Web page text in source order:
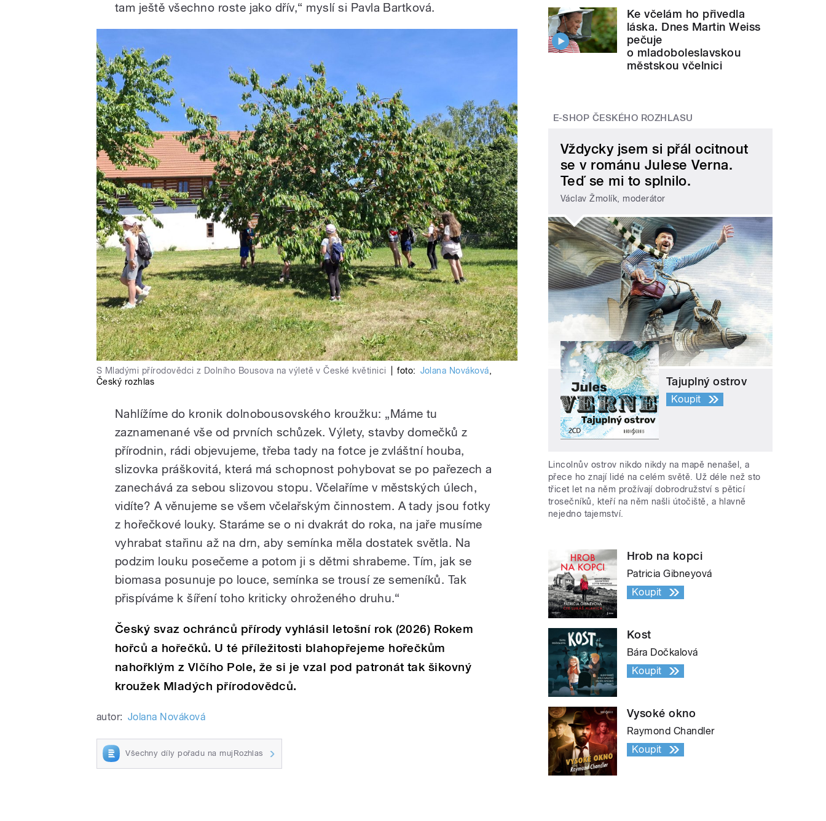
tam ještě všechno roste jako dřív,“ myslí si Pavla Bartková.
S Mladými přírodovědci z Dolního Bousova na výletě v České květinici foto: Jolana Nováková,
Český rozhlas
Nahlížíme do kronik dolnobousovského kroužku: „Máme tu
zaznamenané vše od prvních schůzek. Výlety, stavby domečků z
přírodnin, rádi objevujeme, třeba tady na fotce je zvláštní houba,
slizovka práškovitá, která má schopnost pohybovat se po pařezech a
zanechává za sebou slizovou stopu. Včelaříme v městských úlech,
vidíte? A věnujeme se všem včelařským činnostem. A tady jsou fotky
z hořečkové louky. Staráme se o ni dvakrát do roka, na jaře musíme
vyhrabat stařinu až na drn, aby semínka měla dostatek světla. Na
podzim louku posečeme a potom ji s dětmi shrabeme. Tím, jak se
biomasa posunuje po louce, semínka se trousí ze semeníků. Tak
přispíváme k šíření toho kriticky ohroženého druhu.“
Český svaz ochránců přírody vyhlásil letošní rok (2026) Rokem
hořců a hořečků. U té příležitosti blahopřejeme hořečkům
nahořklým z Vlčího Pole, že si je vzal pod patronát tak šikovný
kroužek Mladých přírodovědců.
autor: Jolana Nováková
Všechny díly pořadu na mujRozhlas
Ke včelám ho přivedla
láska. Dnes Martin Weiss
pečuje
o mladoboleslavskou
městskou včelnici
E-SHOP ČESKÉHO ROZHLASU
Vždycky jsem si přál ocitnout
se v románu Julese Verna.
Teď se mi to splnilo.
Václav Žmolík, moderátor
Tajuplný ostrov
Koupit
Lincolnův ostrov nikdo nikdy na mapě nenašel, a
přece ho znají lidé na celém světě. Už déle než sto
třicet let na něm prožívají dobrodružství s pěticí
trosečníků, kteří na něm našli útočiště, a hlavně
nejedno tajemství.
Hrob na kopci
Patricia Gibneyová
Koupit
Kost
Bára Dočkalová
Koupit
Vysoké okno
Raymond Chandler
Koupit